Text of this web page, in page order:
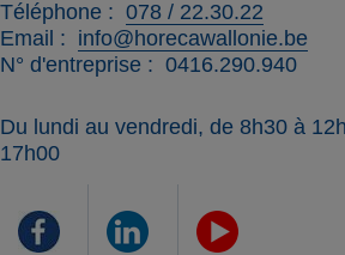
Téléphone
078 / 22.30.22
Email
info@horecawallonie.be
N° d'entreprise
0416.290.940
Du lundi au vendredi, de 8h30 à
17h00